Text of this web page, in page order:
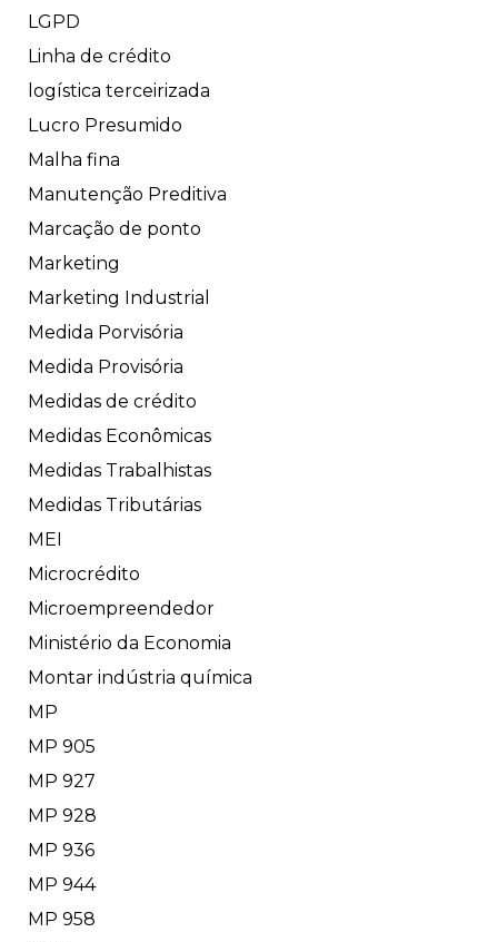
LGPD
Linha de crédito
logística terceirizada
Lucro Presumido
Malha fina
Manutenção Preditiva
Marcação de ponto
Marketing
Marketing Industrial
Medida Porvisória
Medida Provisória
Medidas de crédito
Medidas Econômicas
Medidas Trabalhistas
Medidas Tributárias
MEI
Microcrédito
Microempreendedor
Ministério da Economia
Montar indústria química
MP
MP 905
MP 927
MP 928
MP 936
MP 944
MP 958